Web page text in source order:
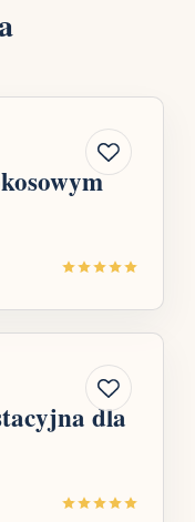
dla